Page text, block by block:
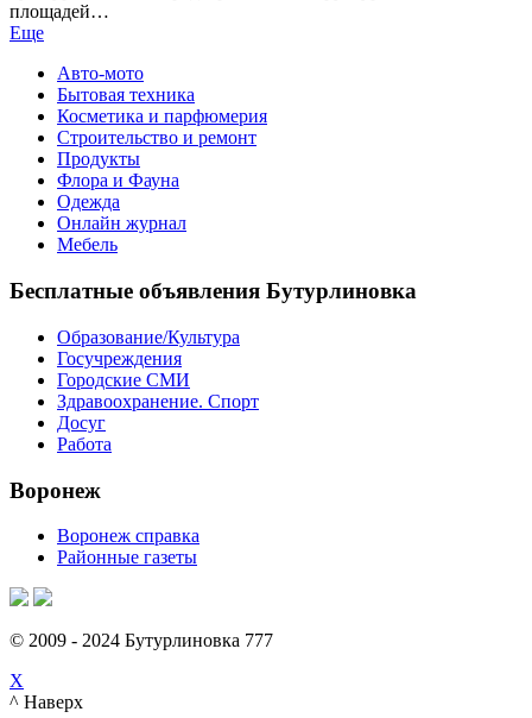
площадей…
Еще
Авто-мото
Бытовая техника
Косметика и парфюмерия
Строительство и ремонт
Продукты
Флора и Фауна
Одежда
Онлайн журнал
Мебель
Бесплатные объявления Бутурлиновка
Образование/Культура
Госучреждения
Городские СМИ
Здравоохранение. Спорт
Досуг
Работа
Воронеж
Воронеж справка
Районные газеты
© 2009 - 2024 Бутурлиновка 777
X
^ Наверх